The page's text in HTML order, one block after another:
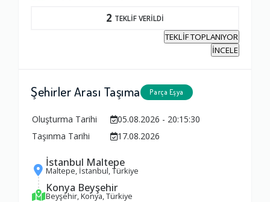
2 TEKLİF VERİLDİ
TEKLİF TOPLANIYOR
İNCELE
Şehirler Arası Taşıma Parça Eşya
Oluşturma Tarihi
05.08.2026 - 20:15:30
Taşınma Tarihi
17.08.2026
İstanbul Maltepe
Maltepe, İstanbul, Türkiye
Konya Beyşehir
Beyşehir, Konya, Türkiye